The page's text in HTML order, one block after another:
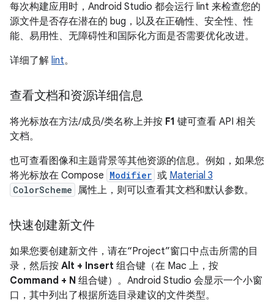
每次构建应用时，Android Studio 都会运行 lint 来检查您的
源文件是否存在潜在的 bug，以及在正确性、安全性、性
能、易用性、无障碍性和国际化方面是否需要优化改进。
详细了解 lint。
查看文档和资源详细信息
将光标放在方法/成员/类名称上并按 F1 键可查看 API 相关
文档。
也可查看图像和主题背景等其他资源的信息。例如，如果您
将光标放在 Compose Modifier 或 Material 3
ColorScheme 属性上，则可以查看其文档和默认参数。
快速创建新文件
如果您要创建新文件，请在“Project”窗口中点击所需的目
录，然后按 Alt + Insert 组合键（在 Mac 上，按
Command + N 组合键）。Android Studio 会显示一个小窗
口，其中列出了根据所选目录建议的文件类型。